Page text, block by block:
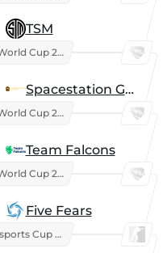
TSM
Esports World Cup 2026
Spacestation Gaming
Esports World Cup 2026
Team Falcons
Esports World Cup 2026
Five Fears
Xin Xin Esports Cup 2025